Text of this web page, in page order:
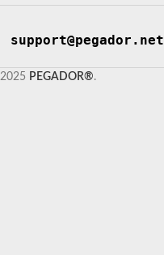
support@pegador.net
2025 PEGADOR®.